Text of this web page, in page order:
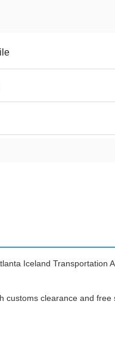
Iceland Transportation
clearance and free